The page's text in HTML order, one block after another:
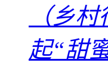
（乡
起“甜